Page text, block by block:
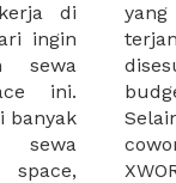
di
ingin
sewa
ini.
banyak
sewa
sangat
dapat
di